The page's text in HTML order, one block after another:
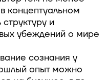
концептуальном
и
убеждений о мире
сознания у
опыт можно